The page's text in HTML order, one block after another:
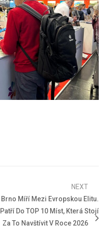
NEXT
Brno Míří Mezi Evropskou Elitu.
Patří Do TOP 10 Míst, Která Stojí
Za To Navštívit V Roce 2026